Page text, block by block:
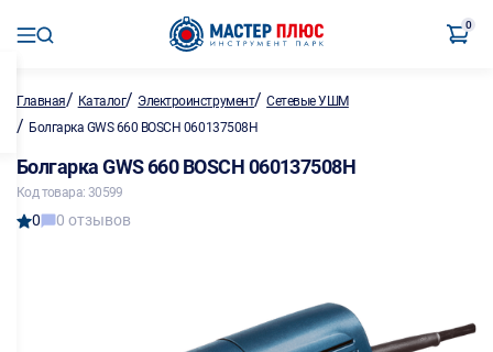
0
Главная/ Каталог/ Электроинструмент/Сетевые УШМ
/ Болгарка GWS 660 BOSCH 060137508H
Болгарка GWS 660 BOSCH 060137508H
Код товара: 30599
0 0 отзывов